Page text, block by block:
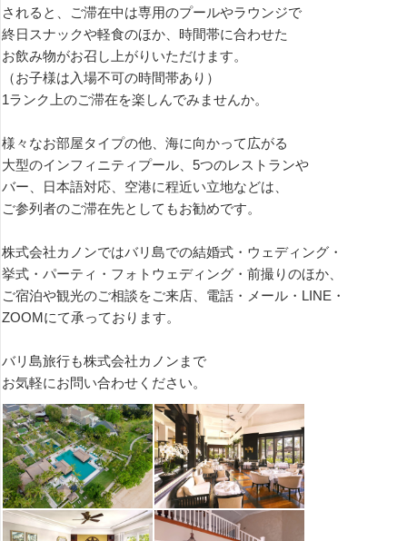
されると、ご滞在中は専用のプールやラウンジで
終日スナックや軽食のほか、時間帯に合わせた
お飲み物がお召し上がりいただけます。
（お子様は入場不可の時間帯あり）
1ランク上のご滞在を楽しんでみませんか。
様々なお部屋タイプの他、海に向かって広がる
大型のインフィニティプール、5つのレストランや
バー、日本語対応、空港に程近い立地などは、
ご参列者のご滞在先としてもお勧めです。
株式会社カノンではバリ島での結婚式・ウェディング・
挙式・パーティ・フォトウェディング・前撮りのほか、
ご宿泊や観光のご相談をご来店、電話・メール・LINE・
ZOOMにて承っております。
バリ島旅行も株式会社カノンまで
お気軽にお問い合わせください。